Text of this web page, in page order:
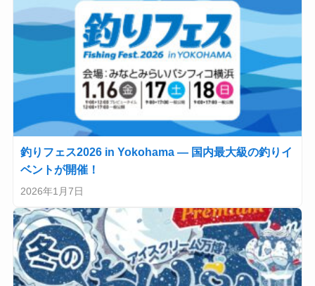
釣りフェス2026 in Yokohama — 国内最大級の釣りイ
ベントが開催！
2026年1月7日